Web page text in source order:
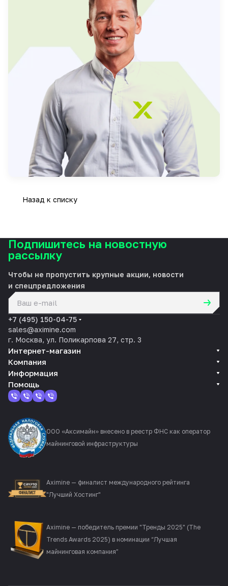
Назад к списку
Подпишитесь на новостную
рассылку
Чтобы не пропустить крупные акции, новости
и спецпредложения
+7 (495) 150-04-75
sales@aximine.com
г. Москва, ул. Поликарпова 27, стр. 3
Интернет-магазин
Компания
Информация
Помощь
ООО «Аксимайн» внесено в реестр ФНС как оператор
майнинговой инфраструктуры
Aximine — финалист международного рейтинга
"Лучший Хостинг"
Aximine — победитель премии "Тренды 2025" (The
Trends Awards 2025) в номинации “Лучшая
майнинговая компания”